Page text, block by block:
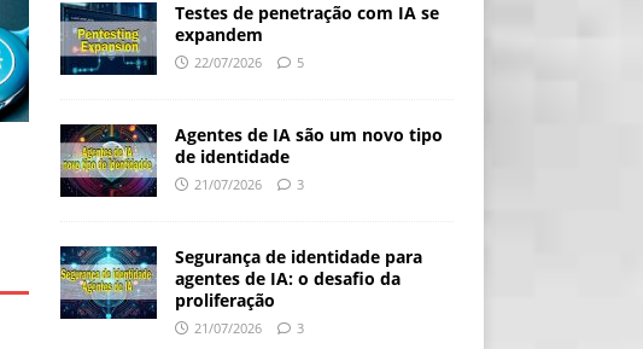
Testes de penetração com IA se
expandem
22/07/2026 5
Agentes de IA são um novo tipo
de identidade
21/07/2026 3
Segurança de identidade para
agentes de IA: o desafio da
proliferação
21/07/2026 3